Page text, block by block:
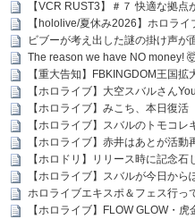
【VCR RUST3】＃７ 快適な拠点
【hololive/夏休み2026】ホロラ
ビブーが考え出した謎の掛け声
The reason we have NO money!
【重大告知】FBKINGDOM王国
【ホロライブ】大空スバルさん
【ホロライブ】みこち、本日復活
【ホロライブ】スバルのトモコ
【ホロライブ】赤井はあとが活
【ホロドリ】リリース時に記念
【ホロライブ】スバルが今日から
ホロライブエキスポ＆フェス行
【ホロライブ】FLOW GLOW・